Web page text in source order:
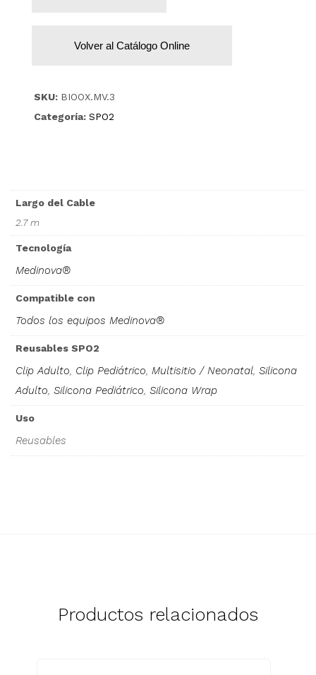
Volver al Catálogo Online
SKU: BIOOX.MV.3
Categoría: SPO2
Largo del Cable
2.7 m
Tecnología
Medinova®
Compatible con
Todos los equipos Medinova®
Reusables SPO2
Clip Adulto, Clip Pediátrico, Multisitio / Neonatal, Silicona
Adulto, Silicona Pediátrico, Silicona Wrap
Uso
Reusables
Productos relacionados